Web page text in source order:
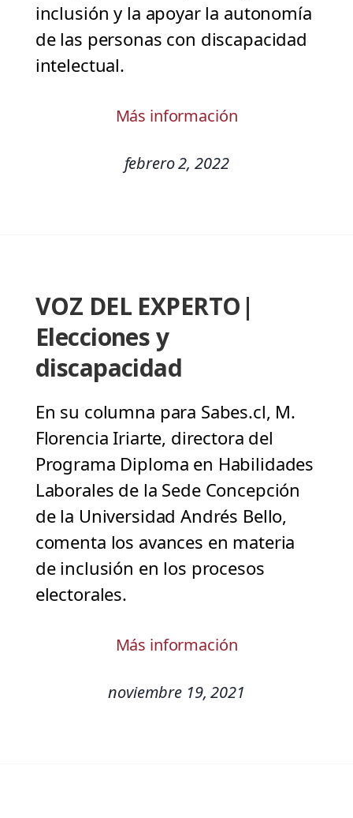
inclusión y la apoyar la autonomía
de las personas con discapacidad
intelectual.
Más información
febrero 2, 2022
VOZ DEL EXPERTO|
Elecciones y
discapacidad
En su columna para Sabes.cl, M.
Florencia Iriarte, directora del
Programa Diploma en Habilidades
Laborales de la Sede Concepción
de la Universidad Andrés Bello,
comenta los avances en materia
de inclusión en los procesos
electorales.
Más información
noviembre 19, 2021